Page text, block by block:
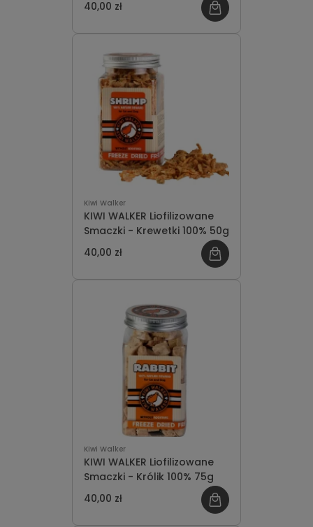
40,00 zł
Kiwi Walker
KIWI WALKER Liofilizowane
Smaczki - Krewetki 100% 50g
40,00 zł
Kiwi Walker
KIWI WALKER Liofilizowane
Smaczki - Królik 100% 75g
40,00 zł